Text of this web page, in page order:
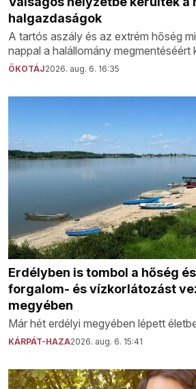
halgazdaságok
A tartós aszály és az extrém hőség
nappal a halállomány megmentéséért
ÖKOTÁJ2026. aug. 6. 16:35
Erdélyben is tombol a hőség
forgalom- és vízkorlátozást
megyében
Már hét erdélyi megyében lépett
KÁRPÁT-HAZA2026. aug. 6. 15:41